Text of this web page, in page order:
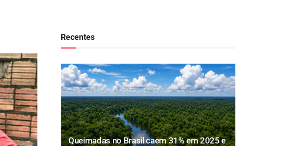
Recentes
Queimadas no Brasil caem 31% em 2025 e